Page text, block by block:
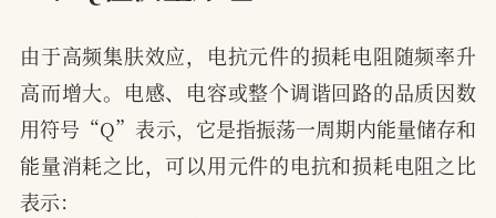
由于高频集肤效应，电抗元件的损耗电阻随频率升
高而增大。电感、电容或整个调谐回路的品质因数
用符号“Q”表示，它是指振荡一周期内能量储存和
能量消耗之比，可以用元件的电抗和损耗电阻之比
表示：